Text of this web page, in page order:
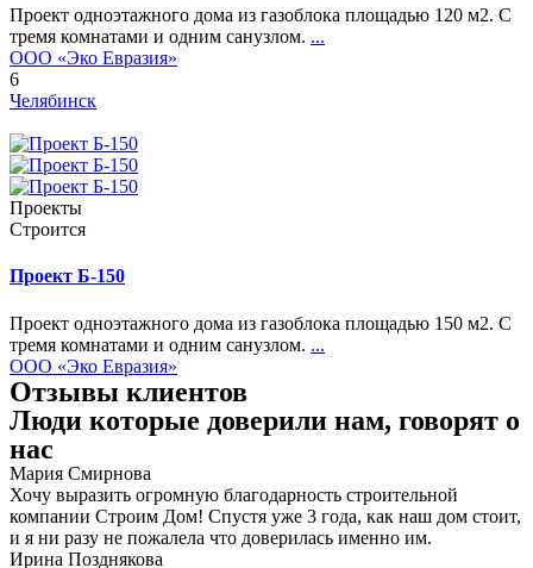
Проект одноэтажного дома из газоблока площадью 120 м2. С
тремя комнатами и одним санузлом. ...
ООО «Эко Евразия»
6
Челябинск
Проекты
Строится
Проект Б-150
Проект одноэтажного дома из газоблока площадью 150 м2. С
тремя комнатами и одним санузлом. ...
ООО «Эко Евразия»
Отзывы клиентов
Люди которые доверили нам, говорят о
нас
Мария Смирнова
Хочу выразить огромную благодарность строительной
компании Строим Дом! Спустя уже 3 года, как наш дом стоит,
и я ни разу не пожалела что доверилась именно им.
Ирина Позднякова